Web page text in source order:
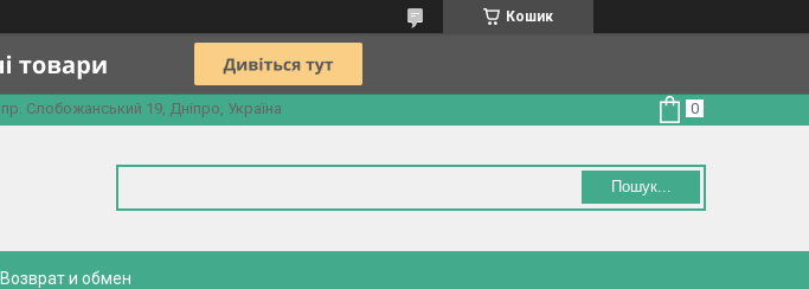
Кошик
пр. Слобожанський 19, Дніпро, Україна
Пошук...
Возврат и обмен